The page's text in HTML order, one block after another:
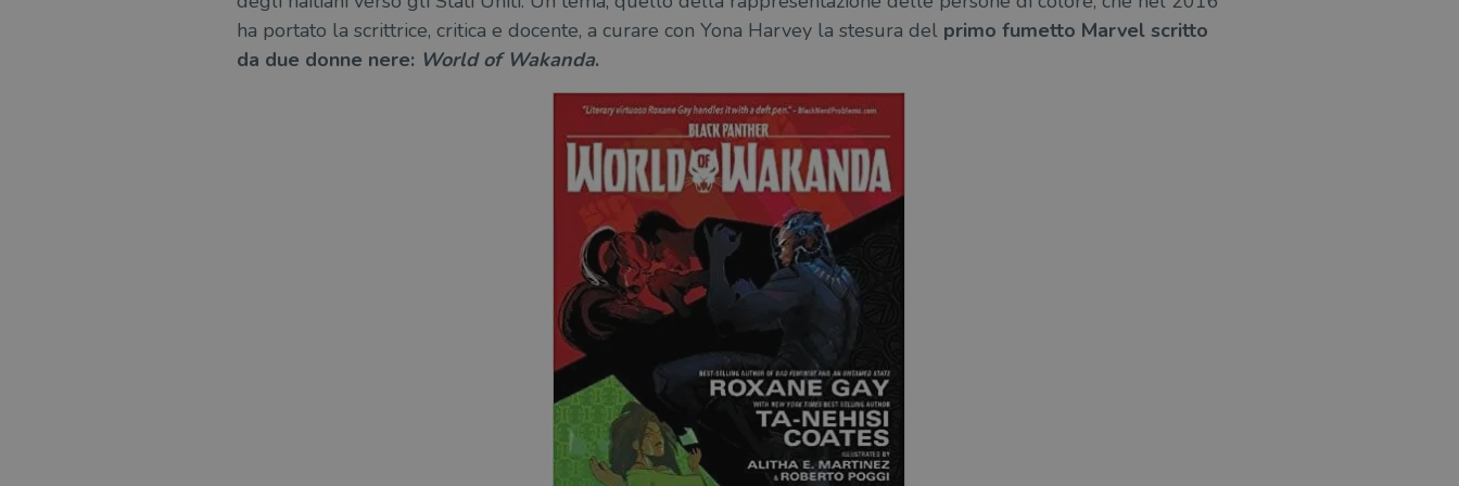
ha portato la scrittrice, critica e docente, a curare con Yona Harvey la stesura del primo fumetto Marvel scritto
da due donne nere: World of Wakanda.